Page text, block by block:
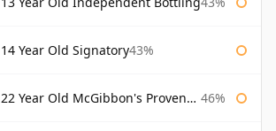
Year Old Signatory43%
Year Old McGibbon's Provenance 46%